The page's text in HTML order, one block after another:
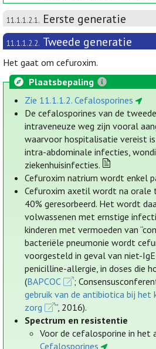
11.1.1.2.1. Eerste generatie
11.1.1.2.2. Tweede generatie
Het gaat om cefuroxim.
Plaatsbepaling
Zie 11.1.1.2. Cefalosporines
De cefalosporines van de
intraveneuze weg zijn vooral
waarvoor hospitalisatie vereist is
intra-abdominale infecties,
ziekenhuisinfecties.
Cefuroxim natrium wordt enkel
Cefuroxim axetil wordt na orale
40% geresorbeerd. Het wordt
volwassenen met ernstige
kinderen met vermoeden van
bacteriële pneumonie wordt
voorgesteld in geval van niet-
penicilline-allergie, in doses die
(BAPCOC ;
gebruik van de antibiotica bij het
zorg
”, 2016).
Spectrum en resistentie
Voor de cefalosporine in het
Cefalosporines